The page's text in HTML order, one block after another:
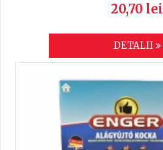
20,70 lei
DETALII